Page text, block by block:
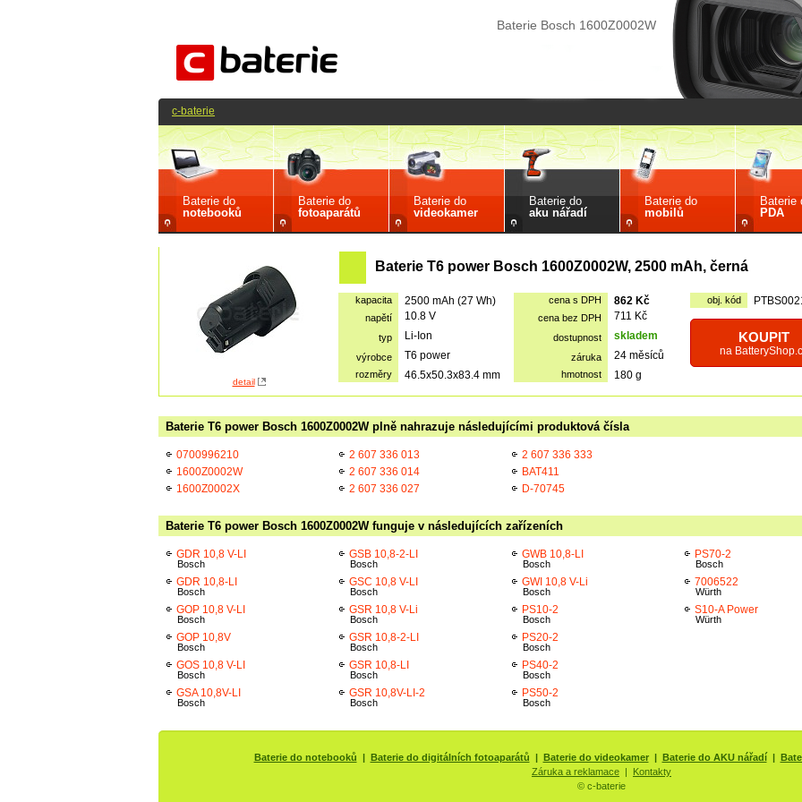
Baterie Bosch 1600Z0002W
Baterie do
notebooků
Baterie do
fotoaparátů
Baterie do
videokamer
Baterie do
aku nářadí
Baterie do
mobilů
Baterie
PDA
detail
Baterie T6 power Bosch 1600Z0002W, 2500 mAh, černá
kapacita 2500 mAh (27 Wh) cena s DPH 862 Kč obj. kód
napětí 10.8 V cena bez DPH 711 Kč
KOUPIT
na
typ Li-Ion dostupnost skladem
výrobce T6 power záruka 24 měsíců
rozměry 46.5x50.3x83.4 mm hmotnost 180 g
Baterie T6 power Bosch 1600Z0002W plně nahrazuje následujícími produktová čísla
0700996210
1600Z0002W
1600Z0002X
2 607 336 013
2 607 336 014
2 607 336 027
2 607 336 333
BAT411
D-70745
Baterie T6 power Bosch 1600Z0002W funguje v následujících zařízeních
GDR 10,8 V-LI
Bosch
GDR 10,8-LI
Bosch
GOP 10,8 V-LI
Bosch
GOP 10,8V
Bosch
GOS 10,8 V-LI
Bosch
GSA 10,8V-LI
Bosch
GSB 10,8-2-LI
Bosch
GSC 10,8 V-LI
Bosch
GSR 10,8 V-Li
Bosch
GSR 10,8-2-LI
Bosch
GSR 10,8-LI
Bosch
GSR 10,8V-LI-2
Bosch
GWB 10,8-LI
Bosch
GWI 10,8 V-Li
Bosch
PS10-2
Bosch
PS20-2
Bosch
PS40-2
Bosch
PS50-2
Bosch
PS70-2
Bosch
7006522
Würth
S10-A Power
Würth
c-baterie
Baterie do notebooků | Baterie do digitálních fotoaparátů | Baterie do videokamer| Baterie do AKU nářadí|
Záruka a reklamace | Kontakty
© c-baterie